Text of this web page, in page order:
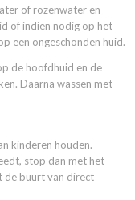
of rozenwater en
of indien nodig op het
een ongeschonden huid.
de hoofdhuid en de
Daarna wassen met
kinderen houden.
stop dan met het
de buurt van direct